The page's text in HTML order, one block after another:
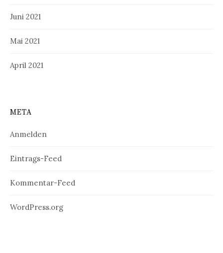
Juni 2021
Mai 2021
April 2021
META
Anmelden
Eintrags-Feed
Kommentar-Feed
WordPress.org